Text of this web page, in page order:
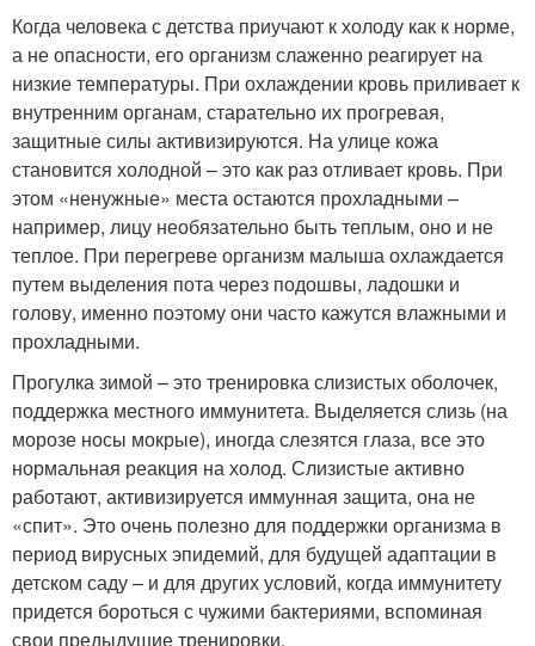
Когда человека с детства приучают к холоду как к норме,
а не опасности, его организм слаженно реагирует на
низкие температуры. При охлаждении кровь приливает к
внутренним органам, старательно их прогревая,
защитные силы активизируются. На улице кожа
становится холодной – это как раз отливает кровь. При
этом «ненужные» места остаются прохладными –
например, лицу необязательно быть теплым, оно и не
теплое. При перегреве организм малыша охлаждается
путем выделения пота через подошвы, ладошки и
голову, именно поэтому они часто кажутся влажными и
прохладными.
Прогулка зимой – это тренировка слизистых оболочек,
поддержка местного иммунитета. Выделяется слизь (на
морозе носы мокрые), иногда слезятся глаза, все это
нормальная реакция на холод. Слизистые активно
работают, активизируется иммунная защита, она не
«спит». Это очень полезно для поддержки организма в
период вирусных эпидемий, для будущей адаптации в
детском саду – и для других условий, когда иммунитету
придется бороться с чужими бактериями, вспоминая
свои предыдущие тренировки.